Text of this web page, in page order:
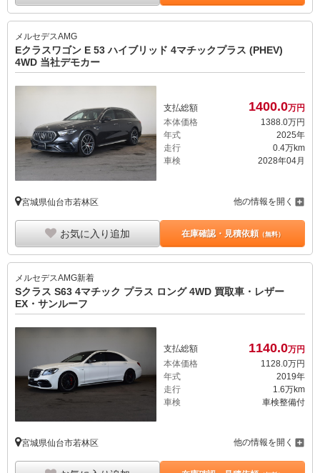
メルセデスAMG
Eクラスワゴン E 53 ハイブリッド 4マチックプラス (PHEV)
4WD 当社デモカー
支払総額 1400.0万円
本体価格
1388.0万円
年式
2025年
走行
0.4万km
車検
2028年04月
宮城県仙台市若林区 他の情報を開く
お気に入り追加 在庫確認・見積依頼（無料）
メルセデスAMG新着
Sクラス S63 4マチック プラス ロング 4WD 買取車・レザー
EX・サンルーフ
支払総額 1140.0万円
本体価格
1128. 0万円
年式
2019年
走行
1.6万km
車検
車検整備付
宮城県仙台市若林区 他の情報を開く